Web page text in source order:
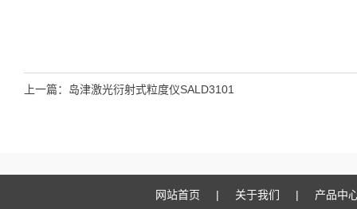
上一篇： 岛津激光衍射式粒度仪SALD3101
网站首页 | 关于我们 | 产品中